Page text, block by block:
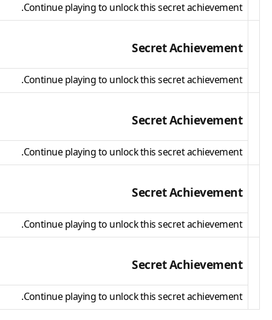
Continue playing to unlock this secret achievement.
Secret Achievement
Continue playing to unlock this secret achievement.
Secret Achievement
Continue playing to unlock this secret achievement.
Secret Achievement
Continue playing to unlock this secret achievement.
Secret Achievement
Continue playing to unlock this secret achievement.